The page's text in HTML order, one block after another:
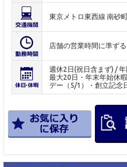
東京メトロ東西線 南砂
店舗の営業時間に準ずる
週休2日(祝日含まず) /
最大20日・年末年始休
デー（5/1）・創立記念